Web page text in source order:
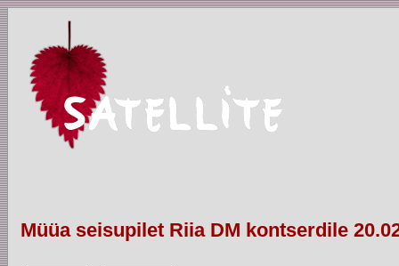
Müüa seisupilet Riia DM kontserdile